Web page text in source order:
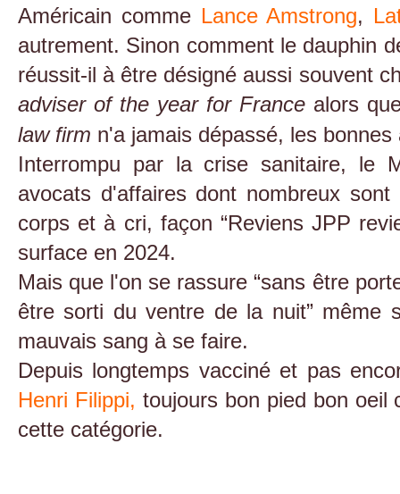
Américain comme Lance Amstrong,
autrement. Sinon comment le dauphin
réussit-il à être désigné aussi souvent
adviser of the year for France alors
law firm n'a jamais dépassé, les bonnes
Interrompu par la crise sanitaire, le
avocats d'affaires dont nombreux
corps et à cri, façon “Reviens JPP
surface en 2024.
Mais que l'on se rassure “sans être
être sorti du ventre de la nuit” même
mauvais sang à se faire.
Depuis longtemps vacciné et pas
Henri Filippi, toujours bon pied bon oeil
cette catégorie.